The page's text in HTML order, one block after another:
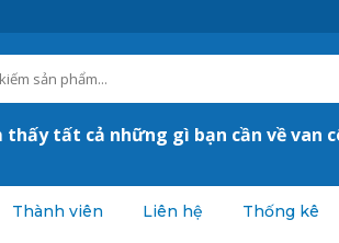
thấy tất cả những gì bạn cần về van
Thành viên Liên hệ Thống kê